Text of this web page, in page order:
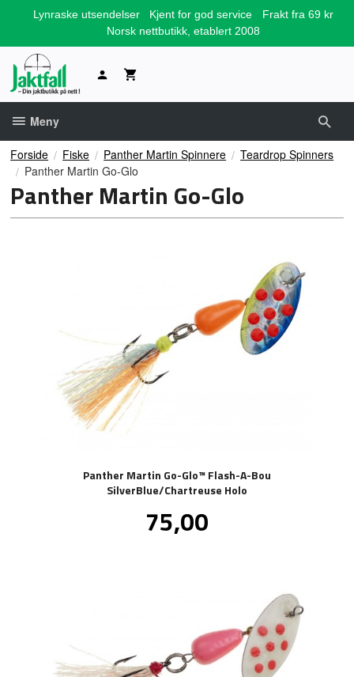
Lynraske utsendelser Kjent for god service
Frakt fra 69 kr
Norsk nettbutikk, etablert 2008
Meny
Forside Fiske Panther Martin Spinnere
Teardrop Spinners
Panther Martin Go-Glo
Panther Martin Go-Glo
Panther Martin Go-Glo™ Flash-A-Bou
SilverBlue/Chartreuse Holo
Pris
75,00